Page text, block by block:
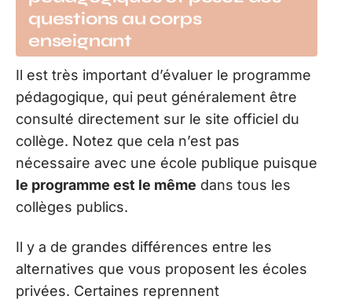
questions au corps
enseignant
Il est très important d’évaluer le programme
pédagogique, qui peut généralement être
consulté directement sur le site officiel du
collège. Notez que cela n’est pas
nécessaire avec une école publique puisque
le programme est le même dans tous les
collèges publics.
Il y a de grandes différences entre les
alternatives que vous proposent les écoles
privées. Certaines reprennent